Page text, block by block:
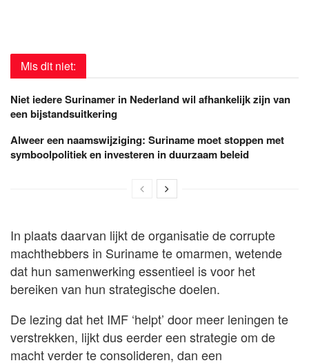
Mis dit niet:
Niet iedere Surinamer in Nederland wil afhankelijk zijn van
een bijstandsuitkering
Alweer een naamswijziging: Suriname moet stoppen met
symboolpolitiek en investeren in duurzaam beleid
In plaats daarvan lijkt de organisatie de corrupte
machthebbers in Suriname te omarmen, wetende
dat hun samenwerking essentieel is voor het
bereiken van hun strategische doelen.
De lezing dat het IMF ‘helpt’ door meer leningen te
verstrekken, lijkt dus eerder een strategie om de
macht verder te consolideren, dan een